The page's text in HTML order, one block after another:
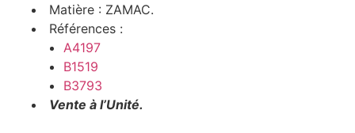
Matière : ZAMAC.
Références :
A4197
B1519
B3793
Vente à l’Unité.